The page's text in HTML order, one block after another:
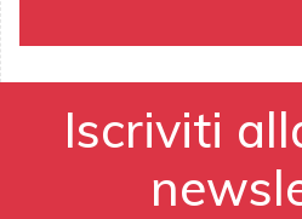
Iscriviti